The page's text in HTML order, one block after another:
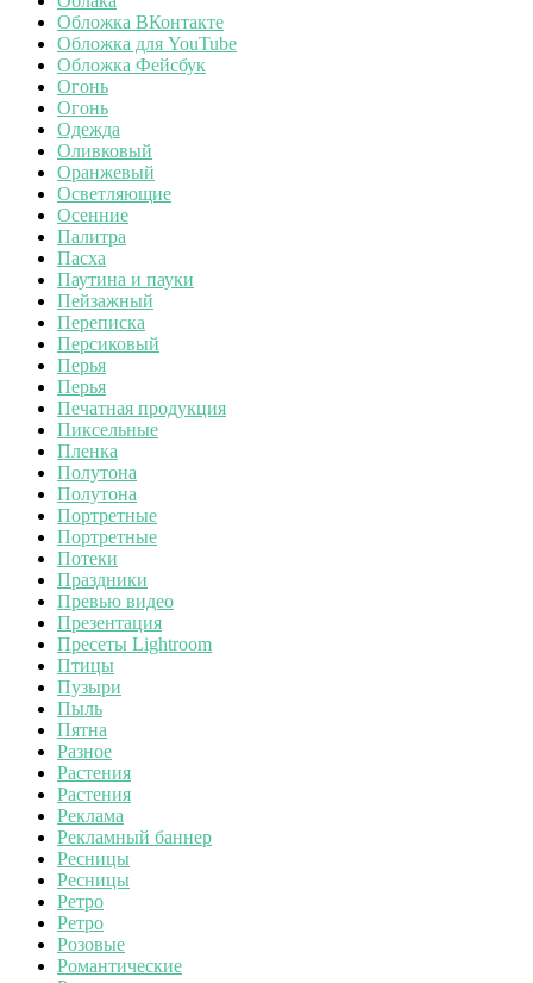
Обложка ВКонтакте
Обложка для YouTube
Обложка Фейсбук
Огонь
Огонь
Одежда
Оливковый
Оранжевый
Осветляющие
Осенние
Палитра
Пасха
Паутина и пауки
Пейзажный
Переписка
Персиковый
Перья
Перья
Печатная продукция
Пиксельные
Пленка
Полутона
Полутона
Портретные
Портретные
Потеки
Праздники
Превью видео
Презентация
Пресеты Lightroom
Птицы
Пузыри
Пыль
Пятна
Разное
Растения
Растения
Реклама
Рекламный баннер
Ресницы
Ресницы
Ретро
Ретро
Розовые
Романтические